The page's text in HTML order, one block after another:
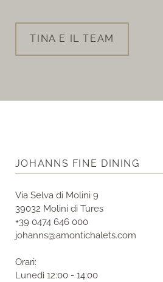
TINA E IL TEAM
JOHANNS FINE DINING
Via Selva di Molini 9
39032 Molini di Tures
+39 0474 646 000
johanns@amontichalets.com
Orari:
Lunedì 12:00 - 14:00